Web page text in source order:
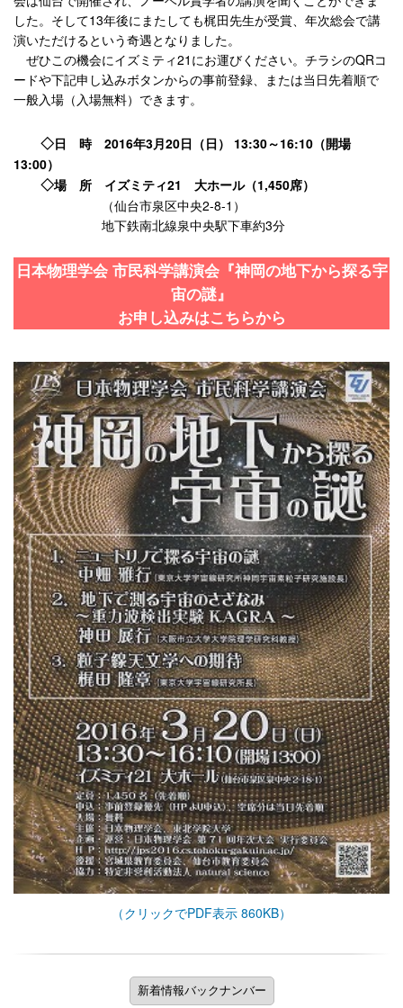
した。そして13年後にまたしても梶田先生が受賞、年次総会で講
演いただけるという奇遇となりました。
ぜひこの機会にイズミティ21にお運びください。チラシのQRコ
ードや下記申し込みボタンからの事前登録、または当日先着順で
一般入場（入場無料）できます。
◇日 時 2016年3月20日（日） 13:30～16:10（開場
13:00）
◇場 所 イズミティ21 大ホール（1,450席）
（仙台市泉区中央2-8-1）
地下鉄南北線泉中央駅下車約3分
日本物理学会 市民科学講演会『神岡の地下から探る宇
宙の謎』
お申し込みはこちらから
（クリックでPDF表示 860KB）